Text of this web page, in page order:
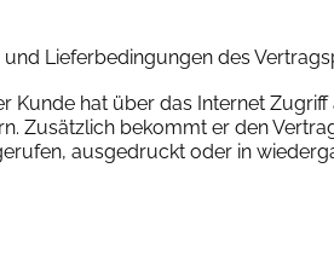
Lieferbedingungen des
Kunde hat über das Internet Zugriff
Zusätzlich bekommt er den
ausgedruckt oder in